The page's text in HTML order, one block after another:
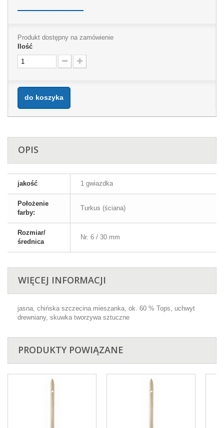
Produkt dostępny na zamówienie
Ilość
do koszyka
OPIS
jakość 1 gwiazdka
Położenie
farby:
Turkus (ściana)
Rozmiar/
średnica
Nr. 6 / 30 mm
WIĘCEJ INFORMACJI
jasna, chińska szczecina mieszanka, ok. 60 % Tops, uchwyt
drewniany, skuwka tworzywa sztuczne
PRODUKTY POWIĄZANE